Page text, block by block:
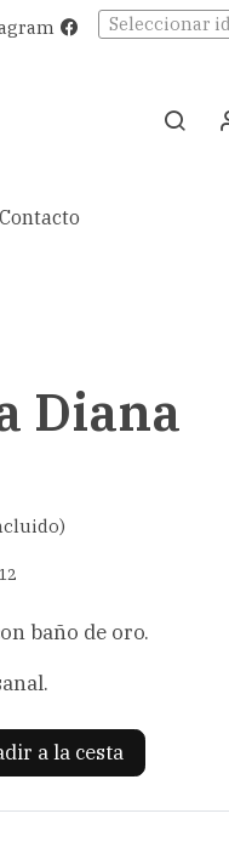
Seleccionar
Contacto
Diana
baño de oro.
a la cesta